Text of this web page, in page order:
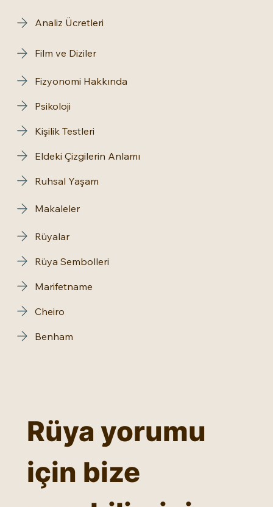
Analiz Ücretleri
Film ve Diziler
Makaleler
Fizyonomi Hakkında
Psikoloji
Kişilik Testleri
Eldeki Çizgilerin Anlamı
Ruhsal Yaşam
Rüyalar
Rüya Sembolleri
Marifetname
Cheiro
Benham
Rüya yorumu
için bize